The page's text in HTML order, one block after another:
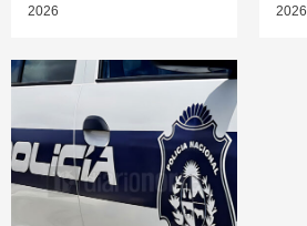
2026
2026